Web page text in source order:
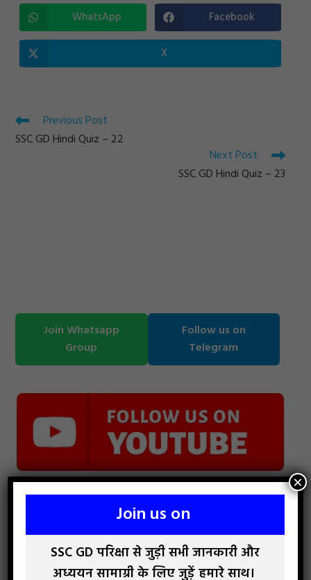
CONTENT
Opens
in
a
WhatsApp Opens
in
a
Facebook
Opens
in
X
Read
more
articles
Previous Post
SSC GD Hindi Quiz – 22
Next Post
SSC GD Hindi Quiz – 23
Join Whatsapp
Group
Follow us on
Telegram
Join us on
SSC GD परिक्षा से जुड़ी सभी जानकारी और
अध्ययन सामाग्री के लिए जुड़ें हमारे साथ।
×